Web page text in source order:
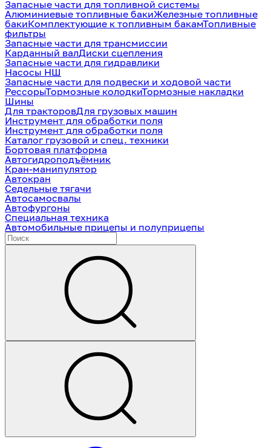
Запасные части для топливной системы
Алюминиевые топливные бакиЖелезные топливные
бакиКомплектующие к топливным бакамТопливные
фильтры
Запасные части для трансмиссии
Карданный валДиски сцепления
Запасные части для гидравлики
Насосы НШ
Запасные части для подвески и ходовой части
РессорыТормозные колодкиТормозные накладки
Шины
Для тракторовДля грузовых машин
Инструмент для обработки поля
Инструмент для обработки поля
Каталог грузовой и спец. техники
Бортовая платформа
Автогидроподъёмник
Кран-манипулятор
Автокран
Седельные тягачи
Автосамосвалы
Автофургоны
Специальная техника
Автомобильные прицепы и полуприцепы